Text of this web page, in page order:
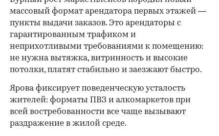
массовый формат арендатора первых этажей —
пункты выдачи заказов. Это арендаторы с
гарантированным трафиком и
неприхотливыми требованиями к помещению:
не нужна вытяжка, витринность и высокие
потолки, платят стабильно и заезжают быстро.
Ярова фиксирует поведенческую усталость
жителей: форматы ПВЗ и алкомаркетов при
всей востребованности все чаще вызывают
раздражение в жилой среде.